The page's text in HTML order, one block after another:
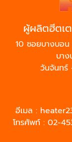
ผู้ผลิตฮีตเ
10 ซอยบางบอ
บา
วันจันทร์
อีเมล :
โทรศัพท์ : 02-